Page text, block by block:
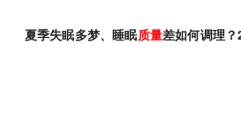
夏季失眠多梦、睡眠质量差如何调理